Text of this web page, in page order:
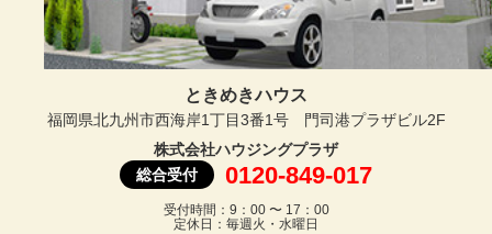
ときめきハウス
福岡県北九州市西海岸1丁目3番1号 門司港プラザビル2F
株式会社ハウジングプラザ
総合受付
0120-849-017
受付時間：9：00 〜 17：00
定休日：毎週火・水曜日